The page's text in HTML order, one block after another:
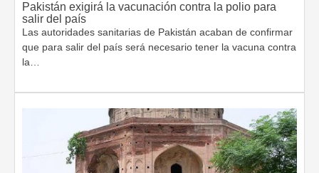
Pakistán exigirá la vacunación contra la polio para
salir del país
Las autoridades sanitarias de Pakistán acaban de confirmar
que para salir del país será necesario tener la vacuna contra
la…